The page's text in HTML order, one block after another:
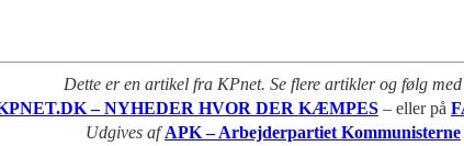
Dette er en artikel fra KPnet. Se flere artikler og følg
– NYHEDER HVOR DER KÆMPES – eller på
Udgives afAPK – Arbejderpartiet Kommunisterne